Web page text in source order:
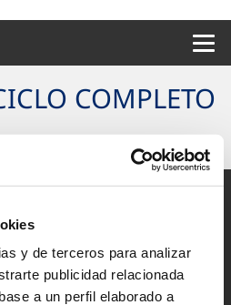
y de terceros para analizar
publicidad relacionada
a un perfil elaborado a
COMPLETO
Web
privacidad de la web